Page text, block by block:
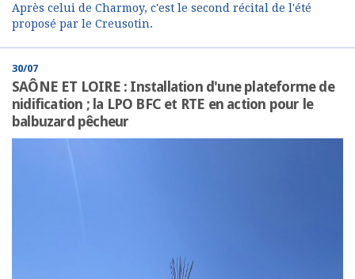
Après celui de Charmoy, c'est le second récital de l'été
proposé par le Creusotin.
30/07
SAÔNE ET LOIRE : Installation d'une plateforme de
nidification ; la LPO BFC et RTE en action pour le
balbuzard pêcheur